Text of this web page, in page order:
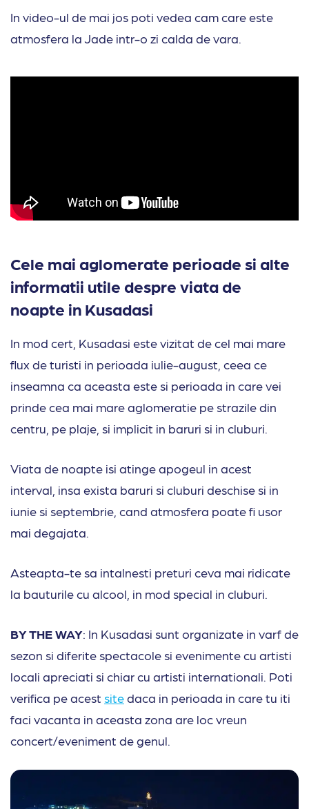
In video-ul de mai jos poti vedea cam care este
atmosfera la Jade intr-o zi calda de vara.
Cele mai aglomerate perioade si alte
informatii utile despre viata de
noapte in Kusadasi
In mod cert, Kusadasi este vizitat de cel mai mare
flux de turisti in perioada iulie-august, ceea ce
inseamna ca aceasta este si perioada in care vei
prinde cea mai mare aglomeratie pe strazile din
centru, pe plaje, si implicit in baruri si in cluburi.
Viata de noapte isi atinge apogeul in acest
interval, insa exista baruri si cluburi deschise si in
iunie si septembrie, cand atmosfera poate fi usor
mai degajata.
Asteapta-te sa intalnesti preturi ceva mai ridicate
la bauturile cu alcool, in mod special in cluburi.
BY THE WAY: In Kusadasi sunt organizate in varf de
sezon si diferite spectacole si evenimente cu artisti
locali apreciati si chiar cu artisti internationali. Poti
verifica pe acest sitedaca in perioada in care tu iti
faci vacanta in aceasta zona are loc vreun
concert/eveniment de genul.